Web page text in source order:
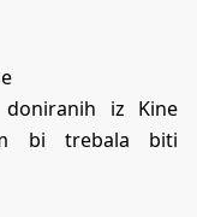
doniranih iz Kine
bi trebala biti